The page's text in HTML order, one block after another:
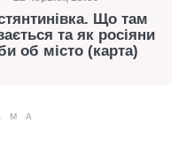
Що там
та як росіяни
об місто (карта)